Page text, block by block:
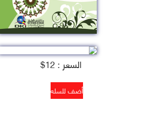
السعر : 12$